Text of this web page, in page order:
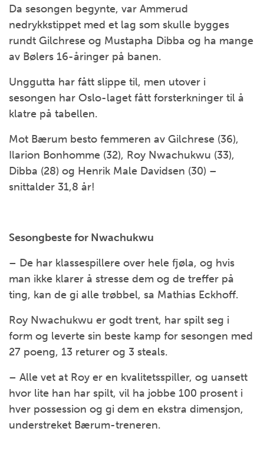
Da sesongen begynte, var Ammerud
nedrykkstippet med et lag som skulle bygges
rundt Gilchrese og Mustapha Dibba og ha mange
av Bølers 16-åringer på banen.
Unggutta har fått slippe til, men utover i
sesongen har Oslo-laget fått forsterkninger til å
klatre på tabellen.
Mot Bærum besto femmeren av Gilchrese (36),
Ilarion Bonhomme (32), Roy Nwachukwu (33),
Dibba (28) og Henrik Male Davidsen (30) –
snittalder 31,8 år!
Sesongbeste for Nwachukwu
– De har klassespillere over hele fjøla, og hvis
man ikke klarer å stresse dem og de treffer på
ting, kan de gi alle trøbbel, sa Mathias Eckhoff.
Roy Nwachukwu er godt trent, har spilt seg i
form og leverte sin beste kamp for sesongen med
27 poeng, 13 returer og 3 steals.
– Alle vet at Roy er en kvalitetsspiller, og uansett
hvor lite han har spilt, vil ha jobbe 100 prosent i
hver possession og gi dem en ekstra dimensjon,
understreket Bærum-treneren.